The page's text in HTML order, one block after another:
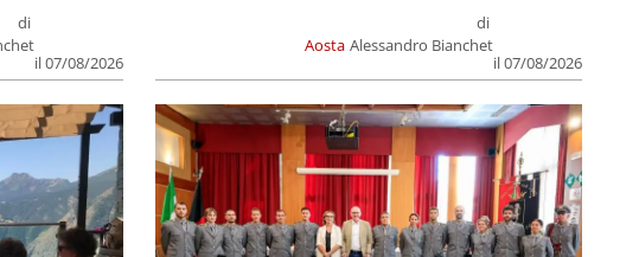
di
il 07/08/2026
Aosta
di
Alessandro Bianchet
il 07/08/2026